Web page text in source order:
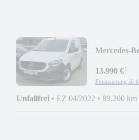
Mercedes-
13.990 €¹
Finanzierung ab
Unfallfrei • EZ 04/2022 • 89.200 km